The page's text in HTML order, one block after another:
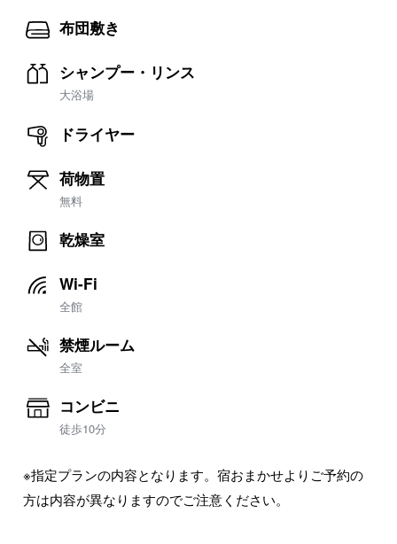
布団敷き
シャンプー・リンス
大浴場
ドライヤー
荷物置
無料
乾燥室
Wi-Fi
全館
禁煙ルーム
全室
コンビニ
徒歩10分
※指定プランの内容となります。宿おまかせよりご予約の
方は内容が異なりますのでご注意ください。